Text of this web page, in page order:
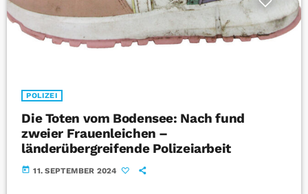
POLIZEI
Die Toten vom Bodensee: Nach fund
zweier Frauenleichen –
länderübergreifende Polizeiarbeit
today 11. SEPTEMBER 2024